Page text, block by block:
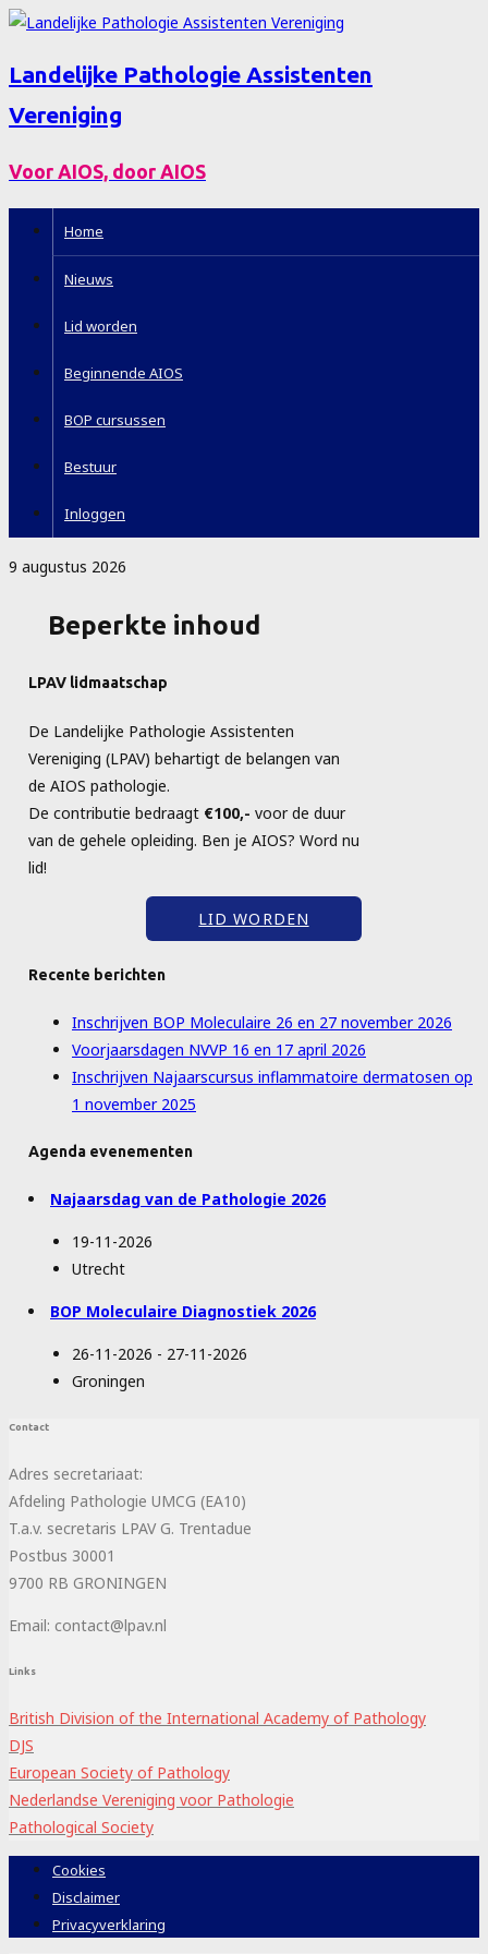
Landelijke Pathologie Assistenten
Vereniging
Voor AIOS, door AIOS
Home
Nieuws
Lid worden
Beginnende AIOS
BOP cursussen
Bestuur
Inloggen
9 augustus 2026
Beperkte inhoud
LPAV lidmaatschap
De Landelijke Pathologie Assistenten
Vereniging (LPAV) behartigt de belangen van
de AIOS pathologie.
De contributie bedraagt €100,- voor de duur
van de gehele opleiding. Ben je AIOS? Word nu
lid!
LID WORDEN
Recente berichten
Inschrijven BOP Moleculaire 26 en 27 november 2026
Voorjaarsdagen NVVP 16 en 17 april 2026
Inschrijven Najaarscursus inflammatoire dermatosen op
1 november 2025
Agenda evenementen
Najaarsdag van de Pathologie 2026
19-11-2026
Utrecht
BOP Moleculaire Diagnostiek 2026
26-11-2026 - 27-11-2026
Groningen
Contact
Adres secretariaat:
Afdeling Pathologie UMCG (EA10)
T.a.v. secretaris LPAV G. Trentadue
Postbus 30001
9700 RB GRONINGEN
Email: contact@lpav.nl
Links
British Division of the International Academy of Pathology
DJS
European Society of Pathology
Nederlandse Vereniging voor Pathologie
Pathological Society
Cookies
Disclaimer
Privacyverklaring